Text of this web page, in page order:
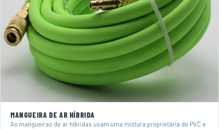
MANGUEIRA DE AR HÍBRIDA
As mangueiras de ar híbridas usam uma mistura proprietária de PVC e